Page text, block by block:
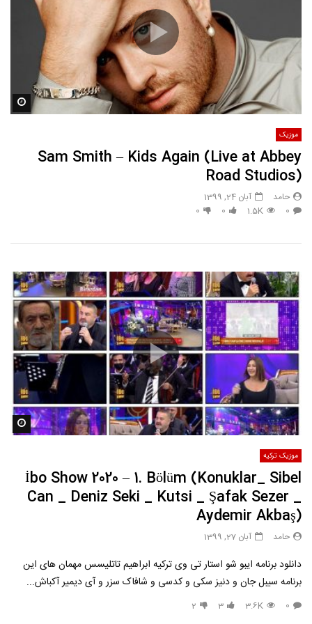
موزیک
Sam Smith – Kids Again (Live at Abbey
Road Studios)
حامد
آبان 24, 1399
0
1.5K
0
0
موزیک ترکیه
İbo Show 2020 – 1. Bölüm (Konuklar_ Sibel
Can _ Deniz Seki _ Kutsi _ Şafak Sezer _
Aydemir Akbaş)
حامد آبان 27, 1399
دانلود برنامه ایبو شو استار تی وی ترکیه ابراهیم تاتلیسس مهمان های این
برنامه سیبل جان و دنیز سکی و کدسی و شافاک سزر و آی دیمیر آکباش...
0
3.6K
3
2